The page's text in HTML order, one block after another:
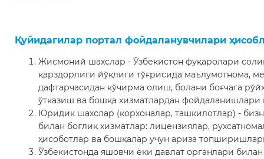
Қуйидагилар портал фойдаланувчилари
Жисмоний шахслар - Ўзбекистон фуқаролари
қарздорлиги йўқлиги тўғрисида маълумотнома,
дафтарчасидан кўчирма олиш, болани боғчага
ўтказиш ва бошқа хизматлардан фойдаланишлари
Юридик шахслар (корхоналар, ташкилотлар) -
билан боғлиқ хизматлар: лицензиялар,
ҳисоботлар ва бошқалар учун ариза
Ўзбекистонда яшовчи ёки давлат органлари